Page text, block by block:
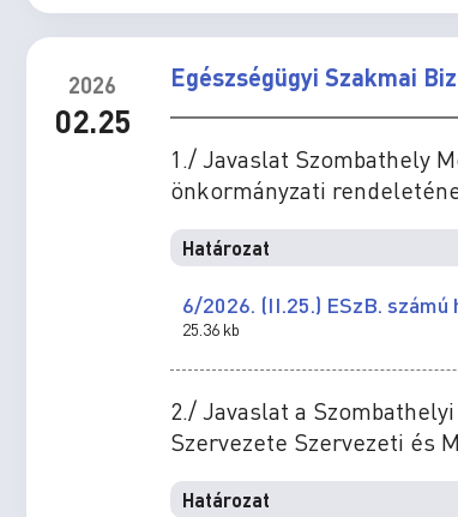
2026
02.25
Egészségügyi Szakmai
1./ Javaslat Szombathely
önkormányzati
Határozat
6/2026. (II.25.) ESzB. számú
25.36 kb
2./ Javaslat a
Szervezete Szervezeti és
Határozat